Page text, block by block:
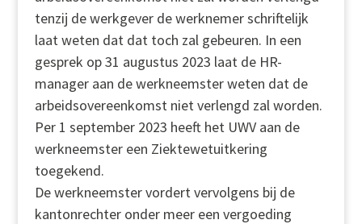
tenzij de werkgever de werknemer schriftelijk
laat weten dat dat toch zal gebeuren. In een
gesprek op 31 augustus 2023 laat de HR-
manager aan de werkneemster weten dat de
arbeidsovereenkomst niet verlengd zal worden.
Per 1 september 2023 heeft het UWV aan de
werkneemster een Ziektewetuitkering
toegekend.
De werkneemster vordert vervolgens bij de
kantonrechter onder meer een vergoeding